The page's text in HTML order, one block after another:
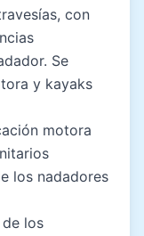
con
Se
y kayaks
motora
los nadadores
los